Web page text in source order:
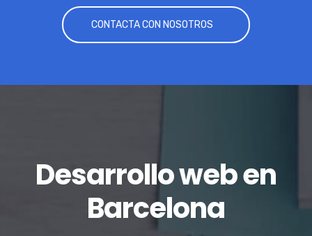
CONTACTA CON NOSOTROS
Desarrollo web en
Barcelona